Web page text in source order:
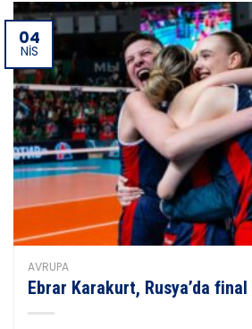
04
NIS
AVRUPA
Ebrar Karakurt, Rusya’da